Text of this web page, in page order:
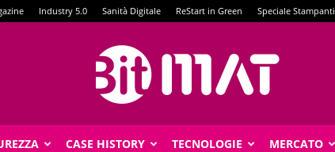
Industry 5.0 Sanità Digitale ReStart in Green Speciale Stampanti
CASE HISTORY TECNOLOGIE MERCATO